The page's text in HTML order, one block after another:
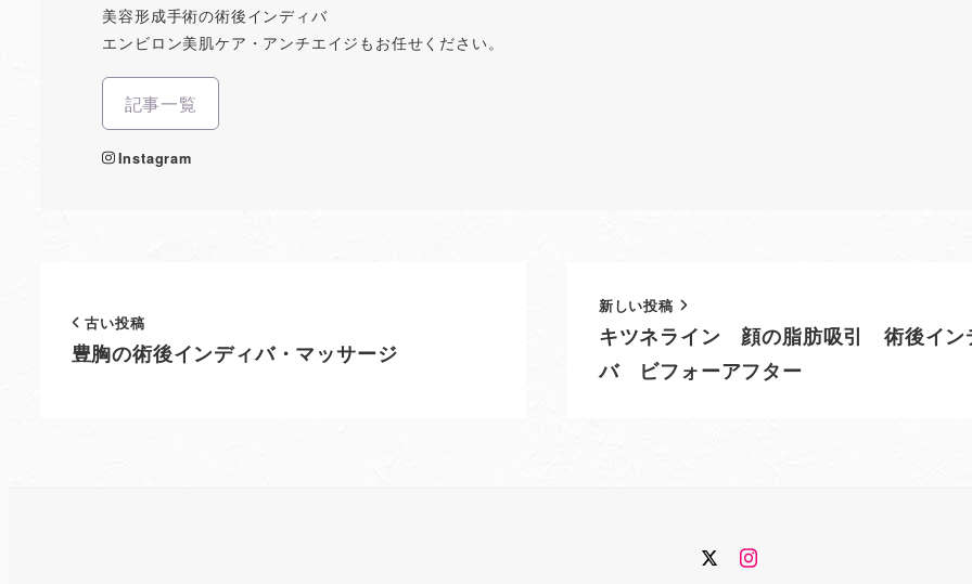
美容形成手術の術後インディバ
エンビロン美肌ケア・アンチエイジもお任せください。
記事一覧
Instagram
古い投稿
豊胸の術後インディバ・マッサージ
新しい投稿
キツネライン 顔の脂肪吸引 術後イン
バ ビフォーアフター
TwitterInstagram